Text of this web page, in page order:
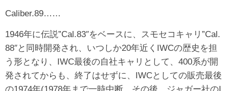
Caliber.89……
1946年に伝説”Cal.83″をベースに、スモセコキャリ”Cal.
88″と同時開発され、いつしか20年近くIWCの歴史を担
う形となり、IWC最後の自社キャリとして、400系が開
発されてからも、終了はせずに、IWCとしての販売最後
の1974年(1978年まで一時中断、その後、ジャガー社のI